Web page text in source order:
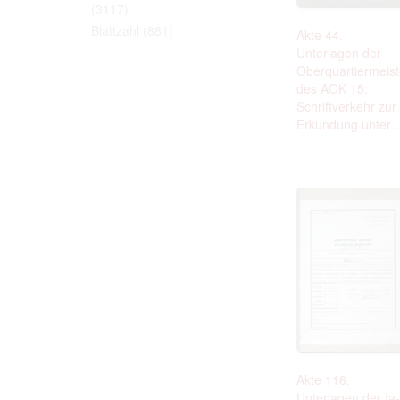
Personal
Data
to use or
Regarding
sense of
data
The user
Akte 44.
Unterlagen der
des AOK 15:
Schriftverkehr zur
Erkundung unter...
Akte 116.